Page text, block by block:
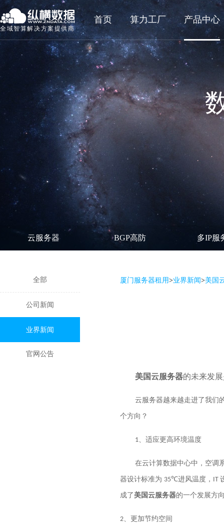
全域智算解决方案提供商
首页 算力工厂 产品中心
云服务器 BGP高防 多IP服
全部
公司新闻
业界新闻
官网公告
厦门服务器租用>业界新闻>美国
美国云服务器的未来发
云服务器越来越走进了我们
个方向？
1、 适应更高环境温度
在云计算数据中心中，空调
器设计标准为 35℃进风温度， IT
成了美国云服务器的一个发展方
2、 更加节约空间